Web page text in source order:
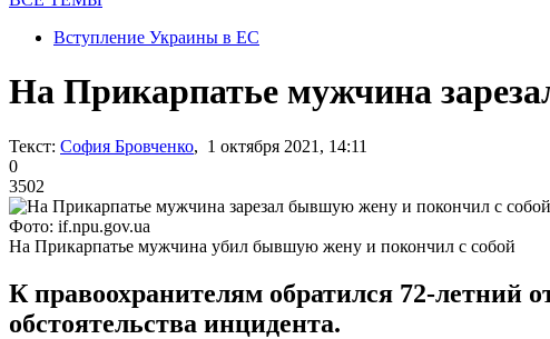
Вступление Украины в ЕС
На Прикарпатье мужчина
Текст: София Бровченко, 1 октября 2021, 14:11
0
3502
Фото: if.npu.gov.ua
На Прикарпатье мужчина убил бывшую жену и покончил с собой
К правоохранителям обратился 72-летний
обстоятельства инцидента.